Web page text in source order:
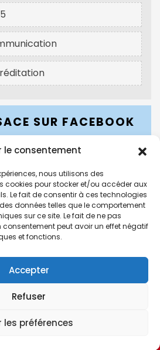
le consentement
nous utilisons des
cookies pour stocker et/ou accéder aux
Le fait de consentir à ces technologies
données telles que le comportement
sur ce site. Le fait de ne pas
consentement peut avoir un effet négatif
et fonctions.
Accepter
Refuser
les préférences
SUR FACEBOOK
SUR INSTAGRAM
et hébergé par l'Agence GLC |
légales